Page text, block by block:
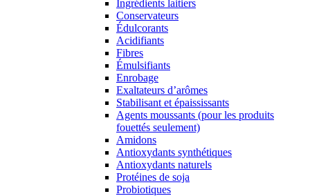
Ingrédients laitiers
Conservateurs
Édulcorants
Acidifiants
Fibres
Émulsifiants
Enrobage
Exaltateurs d’arômes
Stabilisant et épaississants
Agents moussants (pour les produits
fouettés seulement)
Amidons
Antioxydants synthétiques
Antioxydants naturels
Protéines de soja
Probiotiques